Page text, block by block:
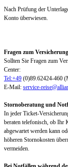
Nach Prüfung der
Konto überwiesen.
Fragen zum
Sollten Sie Fragen zum
Center:
Tel:+49 (0)89.62424-460
E-Mail: service-
Stornoberatung und
In jeder Ticket-
beraten telefonisch, ob Ihr
abgewartet werden kann
höheren Stornokosten
vermeiden.